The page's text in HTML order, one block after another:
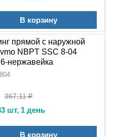
В корзину
прямой с наружной
NBPT SSC 8-04
нержавейка
367,11 ₽
шт, 1 день
В корзину